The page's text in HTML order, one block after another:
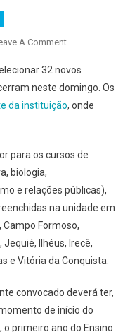
A CommentOn
DIAS
PARA
CONCORRER
VAGAS
ESTÁGIO
DO
32 novos
neste domingo. Os
da instituição, onde
para os cursos de
biologia,
e relações públicas),
na unidade em
Formoso,
Jequié, Ilhéus, Irecê,
e Vitória da Conquista.
convocado deverá ter,
de início do
primeiro ano do Ensino